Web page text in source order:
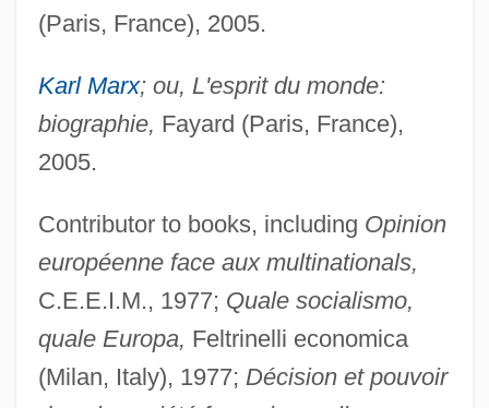
(Paris, France), 2005.
Karl Marx; ou, L'esprit du monde:
biographie, Fayard (Paris, France),
2005.
Contributor to books, including Opinion
européenne face aux multinationals,
C.E.E.I.M., 1977; Quale socialismo,
quale Europa, Feltrinelli economica
(Milan, Italy), 1977; Décision et pouvoir